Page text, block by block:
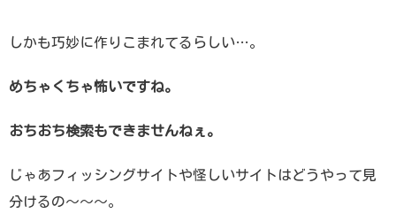
しかも巧妙に作りこまれてるらしい…。
めちゃくちゃ怖いですね。
おちおち検索もできませんねぇ。
じゃあフィッシングサイトや怪しいサイトはどうやって見
分けるの～～～。